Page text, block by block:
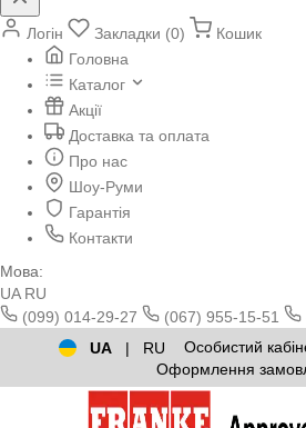
Логін Закладки (0)
Кошик
Головна
Каталог
Акції
Доставка та оплата
Про нас
Шоу-Руми
Гарантія
Контакти
Мова:
UA RU
(099) 014-29-27
(067) 955-15-51
UA
| RU Особистий
Оформлення